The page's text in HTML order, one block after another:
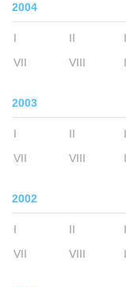
2004
I II
VII
VIII
2003
I II
VII
VIII
2002
I II
VII
VIII